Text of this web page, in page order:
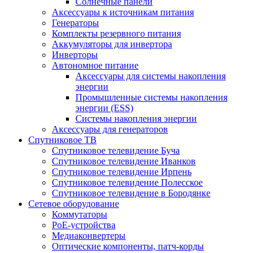
Аксессуары к источникам питания
Генераторы
Комплекты резервного питания
Аккумуляторы для инвертора
Инверторы
Автономное питание
Аксессуары для системы накопления
энергии
Промышленные системы накопления
энергии (ESS)
Системы накопления энергии
Аксессуары для генераторов
Спутниковое ТВ
Спутниковое телевидение Буча
Спутниковое телевидение Иванков
Спутниковое телевидение Ирпень
Спутниковое телевидение Полесское
Спутниковое телевидение в Бородянке
Сетевое оборудование
Коммутаторы
PoE-устройства
Медиаконвертеры
Оптические компоненты, патч-корды